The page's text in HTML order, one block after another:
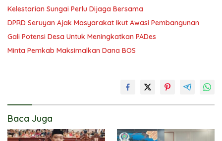
Kelestarian Sungai Perlu Dijaga Bersama
DPRD Seruyan Ajak Masyarakat Ikut Awasi Pembangunan
Gali Potensi Desa Untuk Meningkatkan PADes
Minta Pemkab Maksimalkan Dana BOS
Baca Juga